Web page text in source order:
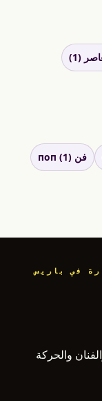
(1)
فن поп (1)
في باريس
والحركة